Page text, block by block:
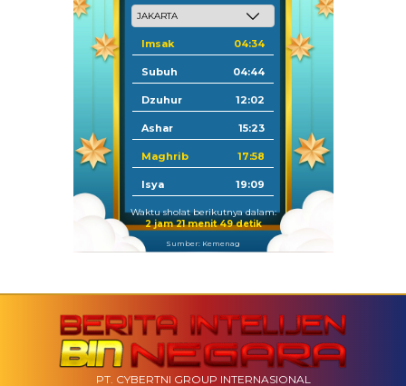
Imsak 04:34
Subuh 04:44
Dzuhur 12:02
Ashar 15:23
Maghrib 17:58
Isya 19:09
Waktu sholat berikutnya dalam:
2 jam 21 menit 49 detik
Sumber: Kemenag
PT. CYBERTNI GROUP INTERNASIONAL